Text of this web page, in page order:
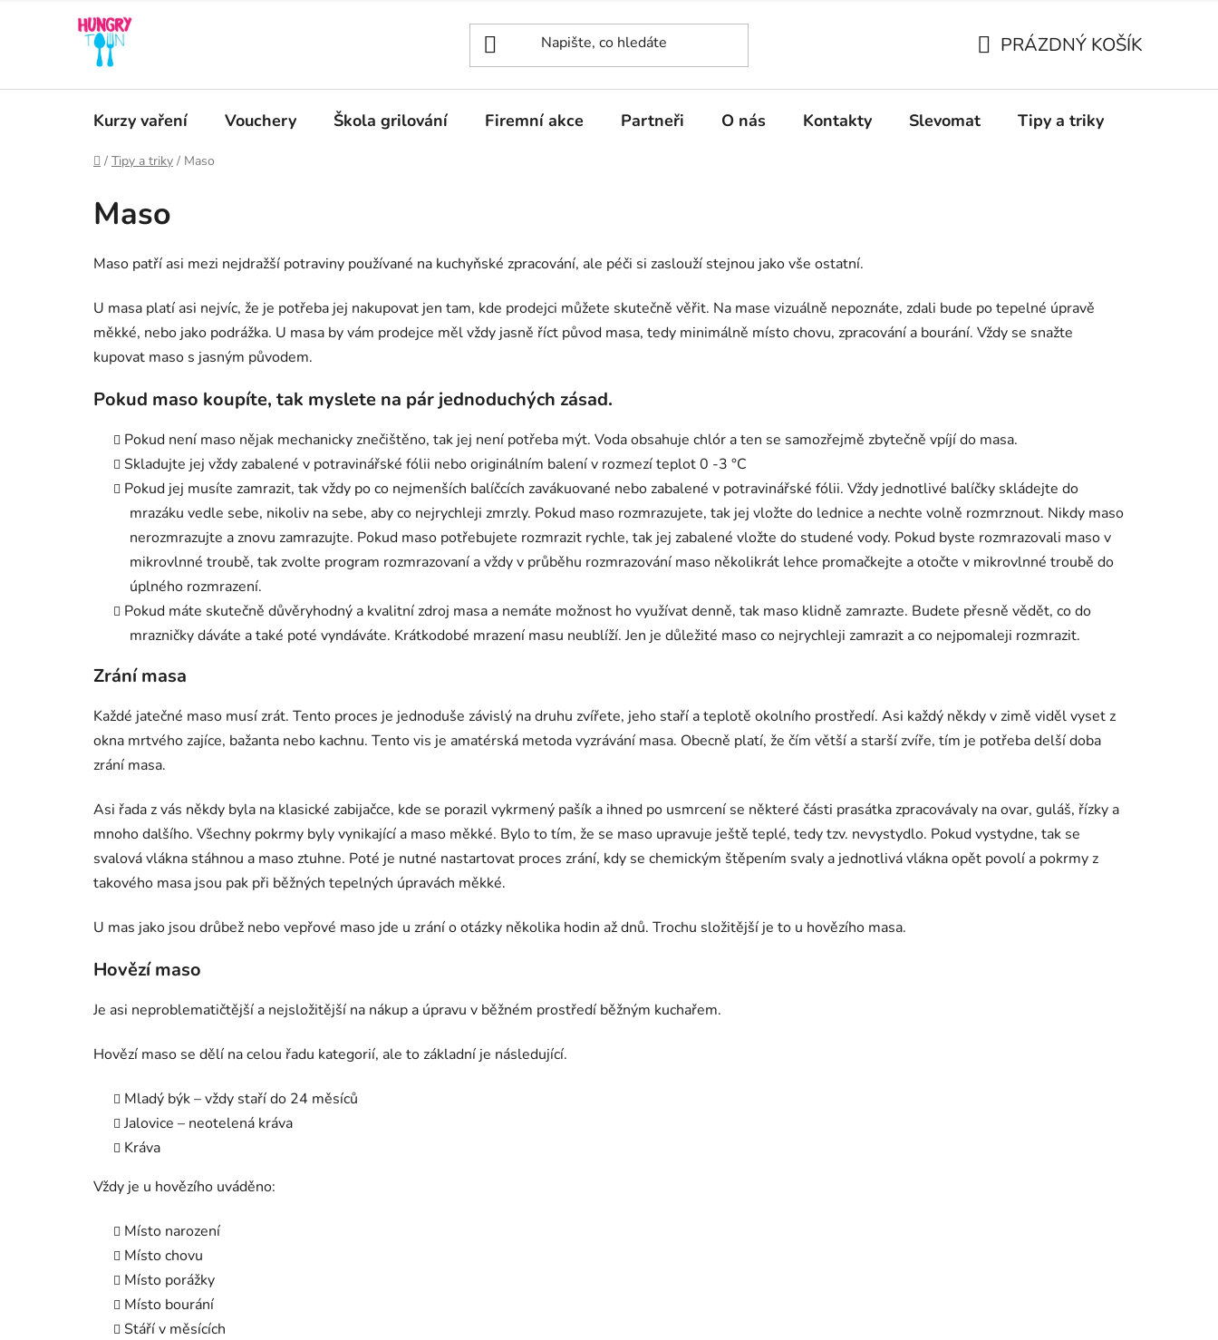
KOŠÍK
PRÁZDNÝ KOŠÍK
Kurzy vaření Vouchery Škola grilování Firemní akce Partneři O nás Kontakty Slevomat Tipy a triky
Domů
/ Tipy a triky / Maso
Maso
Maso patří asi mezi nejdražší potraviny používané na kuchyňské zpracování, ale péči si zaslouží stejnou jako vše ostatní.
U masa platí asi nejvíc, že je potřeba jej nakupovat jen tam, kde prodejci můžete skutečně věřit. Na mase vizuálně nepoznáte, zdali bude po tepelné úpravě
měkké, nebo jako podrážka. U masa by vám prodejce měl vždy jasně říct původ masa, tedy minimálně místo chovu, zpracování a bourání. Vždy se snažte
kupovat maso s jasným původem.
Pokud maso koupíte, tak myslete na pár jednoduchých zásad.
Pokud není maso nějak mechanicky znečištěno, tak jej není potřeba mýt. Voda obsahuje chlór a ten se samozřejmě zbytečně vpíjí do masa.
Skladujte jej vždy zabalené v potravinářské fólii nebo originálním balení v rozmezí teplot 0 -3 °C
Pokud jej musíte zamrazit, tak vždy po co nejmenších balíčcích zavákuované nebo zabalené v potravinářské fólii. Vždy jednotlivé balíčky skládejte do
mrazáku vedle sebe, nikoliv na sebe, aby co nejrychleji zmrzly. Pokud maso rozmrazujete, tak jej vložte do lednice a nechte volně rozmrznout. Nikdy maso
nerozmrazujte a znovu zamrazujte. Pokud maso potřebujete rozmrazit rychle, tak jej zabalené vložte do studené vody. Pokud byste rozmrazovali maso v
mikrovlnné troubě, tak zvolte program rozmrazovaní a vždy v průběhu rozmrazování maso několikrát lehce promačkejte a otočte v mikrovlnné troubě do
úplného rozmrazení.
Pokud máte skutečně důvěryhodný a kvalitní zdroj masa a nemáte možnost ho využívat denně, tak maso klidně zamrazte. Budete přesně vědět, co do
mrazničky dáváte a také poté vyndáváte. Krátkodobé mrazení masu neublíží. Jen je důležité maso co nejrychleji zamrazit a co nejpomaleji rozmrazit.
Zrání masa
Každé jatečné maso musí zrát. Tento proces je jednoduše závislý na druhu zvířete, jeho staří a teplotě okolního prostředí. Asi každý někdy v zimě viděl vyset z
okna mrtvého zajíce, bažanta nebo kachnu. Tento vis je amatérská metoda vyzrávání masa. Obecně platí, že čím větší a starší zvíře, tím je potřeba delší doba
zrání masa.
Asi řada z vás někdy byla na klasické zabijačce, kde se porazil vykrmený pašík a ihned po usmrcení se některé části prasátka zpracovávaly na ovar, guláš, řízky a
mnoho dalšího. Všechny pokrmy byly vynikající a maso měkké. Bylo to tím, že se maso upravuje ještě teplé, tedy tzv. nevystydlo. Pokud vystydne, tak se
svalová vlákna stáhnou a maso ztuhne. Poté je nutné nastartovat proces zrání, kdy se chemickým štěpením svaly a jednotlivá vlákna opět povolí a pokrmy z
takového masa jsou pak při běžných tepelných úpravách měkké.
U mas jako jsou drůbež nebo vepřové maso jde u zrání o otázky několika hodin až dnů. Trochu složitější je to u hovězího masa.
Hovězí maso
Je asi neproblematičtější a nejsložitější na nákup a úpravu v běžném prostředí běžným kuchařem.
Hovězí maso se dělí na celou řadu kategorií, ale to základní je následující.
Mladý býk – vždy staří do 24 měsíců
Jalovice – neotelená kráva
Kráva
Vždy je u hovězího uváděno:
Místo narození
Místo chovu
Místo porážky
Místo bourání
Stáří v měsících